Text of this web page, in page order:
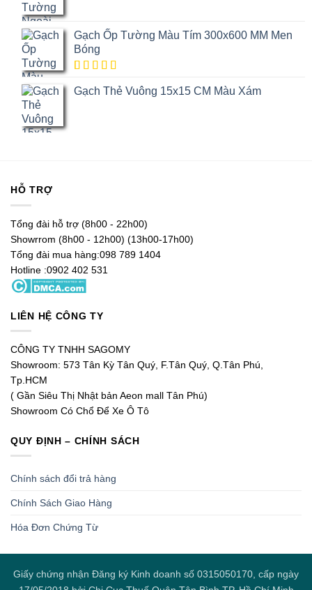
Gạch Ốp Tường Màu Tím 300x600 MM Men
Bóng
5 dựa trên
Gạch Thẻ Vuông 15x15 CM Màu Xám
HỖ TRỢ
Tổng đài hỗ trợ (8h00 - 22h00)
Showrrom (8h00 - 12h00) (13h00-17h00)
Tổng đài mua hàng:098 789 1404
Hotline :0902 402 531
LIÊN HỆ CÔNG TY
CÔNG TY TNHH SAGOMY
Showroom: 573 Tân Kỳ Tân Quý, F.Tân Quý, Q.Tân Phú,
Tp.HCM
( Gần Siêu Thị Nhật bản Aeon mall Tân Phú)
Showroom Có Chổ Để Xe Ô Tô
QUY ĐỊNH – CHÍNH SÁCH
Chính sách đổi trả hàng
Chính Sách Giao Hàng
Hóa Đơn Chứng Từ
Giấy chứng nhận Đăng ký Kinh doanh số 0315050170, cấp ngày